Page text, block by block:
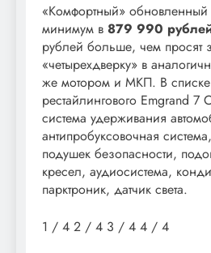
«Комфортный» обновленный
минимум в 879 990
рублей больше, чем
«четырехдверку» в
же мотором и МКП. В
рестайлингового Emgrand 7
система удерживания
антипробуксовочная
подушек безопасности,
кресел, аудиосистема,
парктроник, датчик света.
1 / 4 2 / 4 3 / 4 4 / 4